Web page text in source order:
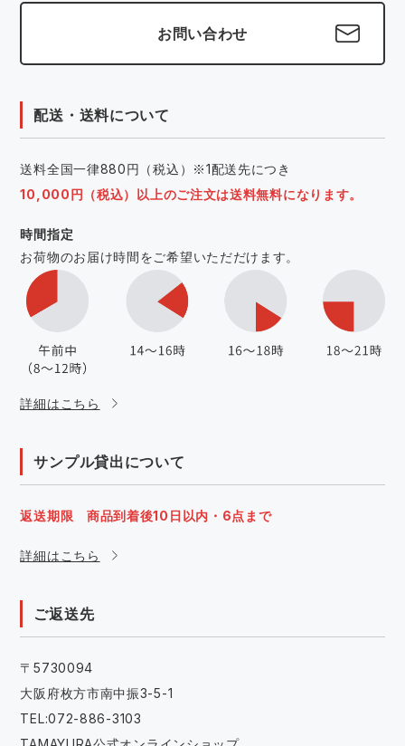
お問い合わせ
配送・送料について
送料全国一律880円（税込）※1配送先につき
10,000円（税込）以上のご注文は送料無料になります。
時間指定
お荷物のお届け時間をご希望いただだけます。
詳細はこちら
サンプル貸出について
返送期限 商品到着後10日以内・6点まで
詳細はこちら
ご返送先
〒5730094
大阪府枚方市南中振3-5-1
TEL:072-886-3103